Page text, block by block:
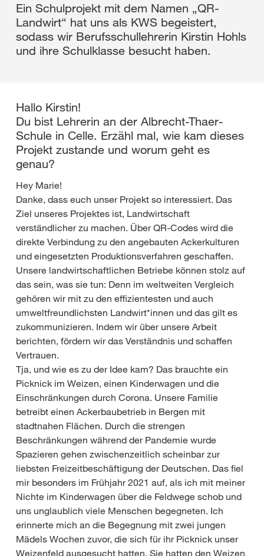
Ein Schulprojekt mit dem Namen „QR-
Landwirt“ hat uns als KWS begeistert,
sodass wir Berufsschullehrerin Kirstin Hohls
und ihre Schulklasse besucht haben.
Hallo Kirstin!
Du bist Lehrerin an der Albrecht-Thaer-
Schule in Celle. Erzähl mal, wie kam dieses
Projekt zustande und worum geht es
genau?
Hey Marie!
Danke, dass euch unser Projekt so interessiert. Das
Ziel unseres Projektes ist, Landwirtschaft
verständlicher zu machen. Über QR-Codes wird die
direkte Verbindung zu den angebauten Ackerkulturen
und eingesetzten Produktionsverfahren geschaffen.
Unsere landwirtschaftlichen Betriebe können stolz auf
das sein, was sie tun: Denn im weltweiten Vergleich
gehören wir mit zu den effizientesten und auch
umweltfreundlichsten Landwirt*innen und das gilt es
zukommunizieren. Indem wir über unsere Arbeit
berichten, fördern wir das Verständnis und schaffen
Vertrauen.
Tja, und wie es zu der Idee kam? Das brauchte ein
Picknick im Weizen, einen Kinderwagen und die
Einschränkungen durch Corona. Unsere Familie
betreibt einen Ackerbaubetrieb in Bergen mit
stadtnahen Flächen. Durch die strengen
Beschränkungen während der Pandemie wurde
Spazieren gehen zwischenzeitlich scheinbar zur
liebsten Freizeitbeschäftigung der Deutschen. Das fiel
mir besonders im Frühjahr 2021 auf, als ich mit meiner
Nichte im Kinderwagen über die Feldwege schob und
uns unglaublich viele Menschen begegneten. Ich
erinnerte mich an die Begegnung mit zwei jungen
Mädels Wochen zuvor, die sich für ihr Picknick unser
Weizenfeld ausgesucht hatten. Sie hatten den Weizen